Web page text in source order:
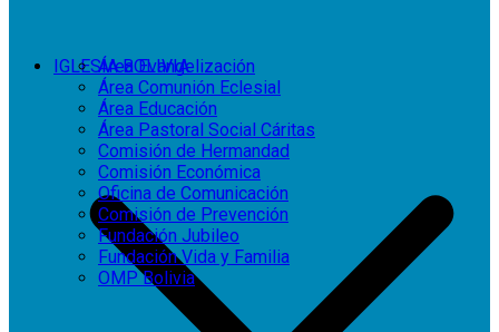
Área Evangelización
Área Comunión Eclesial
Área Educación
Área Pastoral Social Cáritas
Comisión de Hermandad
Comisión Económica
Oficina de Comunicación
Comisión de Prevención
Fundación Jubileo
Fundación Vida y Familia
OMP Bolivia
IGLESIA BOLIVIA